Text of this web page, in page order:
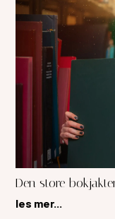
Den store
les mer...